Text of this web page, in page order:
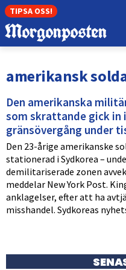
TIPSA OSS!
amerikansk
Den amerikanska
som skrattande gick in
gränsövergång under
Den 23-årige amerikanske
stationerad i Sydkorea –
demilitariserade zonen
meddelar New York Post.
anklagelser, efter att ha
misshandel. Sydkoreas